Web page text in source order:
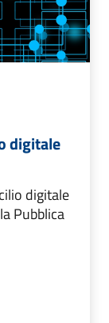
digitale
digitale
Pubblica